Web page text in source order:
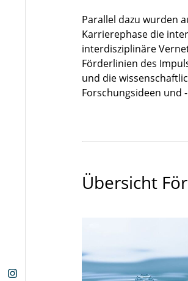
Parallel dazu wurden
Karrierephase die
interdisziplinäre
Förderlinien des
und die
Forschungsideen und
Übersicht